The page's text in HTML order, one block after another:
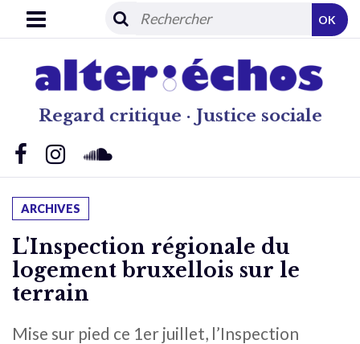
Regard critique · Justice sociale
OK
ARCHIVES
L'Inspection régionale du
logement bruxellois sur le
terrain
Mise sur pied ce 1er juillet, l’Inspection